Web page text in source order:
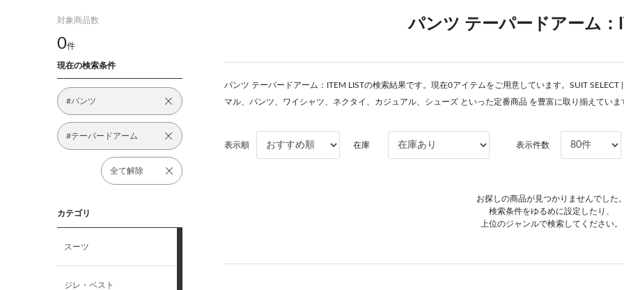
対象商品数
0件
現在の検索条件
#パンツ
#テーパードアーム
全て解除
カテゴリ
スーツ
ジレ・ベスト
パンツ テーパードアーム：
パンツ テーパードアーム：ITEM LISTの検索結果です。現在0アイテムをご用意しています。SUIT
マル、パンツ、ワイシャツ、ネクタイ、カジュアル、シューズ といった定番商品 を豊富に取り揃えていま
表示順 在庫 表示件数
お探しの商品が見つかりませんでした。
検索条件をゆるめに設定したり、
上位のジャンルで検索してください。